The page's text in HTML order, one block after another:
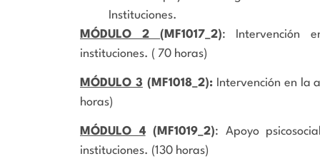
Instituciones.
MÓDULO 2(MF1017_2): Intervención
instituciones. ( 70 horas)
MÓDULO 3 (MF1018_2):Intervención en la
horas)
MÓDULO 4(MF1019_2): Apoyo
instituciones. (130 horas)